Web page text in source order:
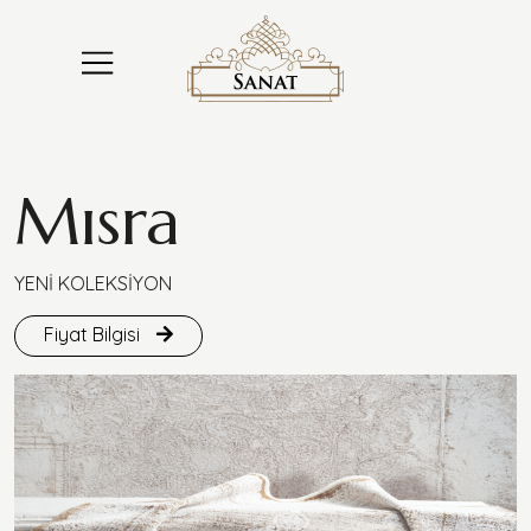
Mısra
YENİ KOLEKSİYON
Fiyat Bilgisi